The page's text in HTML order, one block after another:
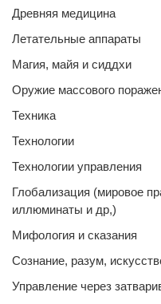
Древняя медицина
Летательные аппараты
Магия, майя и сиддхи
Оружие массового
Техника
Технологии
Технологии управления
Глобализация (мировое
иллюминаты и др,)
Мифология и сказания
Сознание, разум,
Управление через